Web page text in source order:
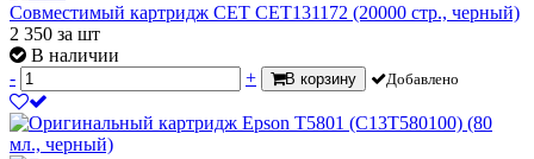
Совместимый картридж CET CET131172 (20000 стр., черный)
2 350 за шт
В наличии
-
+ В корзину Добавлено